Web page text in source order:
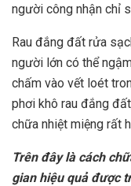
người công nhận chỉ
Rau đắng đất rửa
người lớn có thể
chấm vào vết loét
phơi khô rau đắng
chữa nhiệt miệng rất
Trên đây là cách
gian hiệu quả được